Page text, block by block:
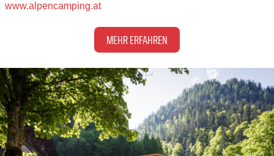
www.alpencamping.at
MEHR ERFAHREN